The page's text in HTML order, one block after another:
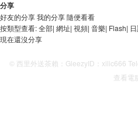
分享
好友的分享我的分享隨便看看
按類型查看:全部| 網址| 視頻| 音樂| Flash|
現在還沒分享
© 西里外送茶賴：GleezyID：xilic666
查看電